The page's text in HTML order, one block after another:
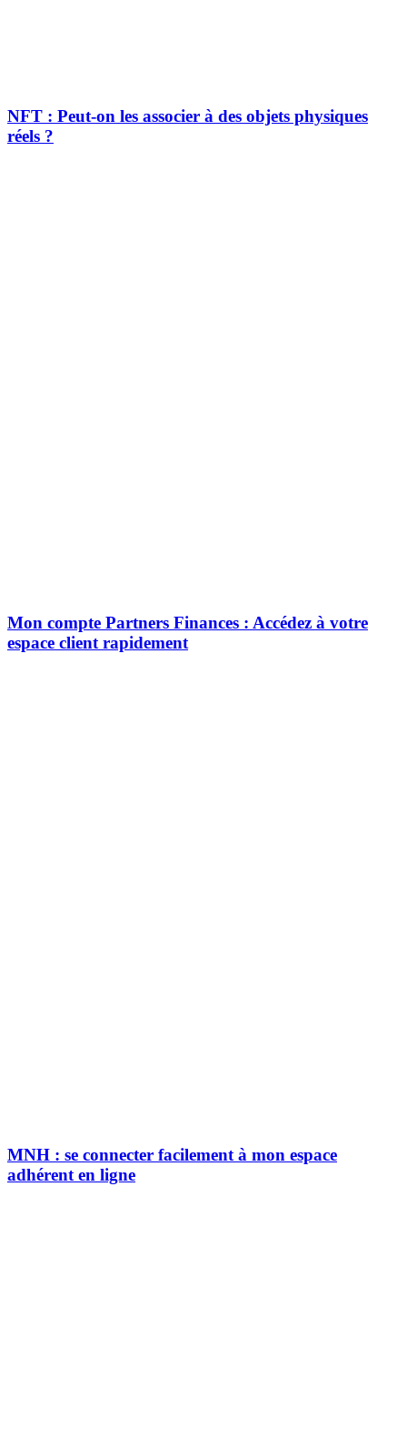
NFT : Peut-on les associer à des objets physiques
réels ?
Mon compte Partners Finances : Accédez à votre
espace client rapidement
MNH : se connecter facilement à mon espace
adhérent en ligne